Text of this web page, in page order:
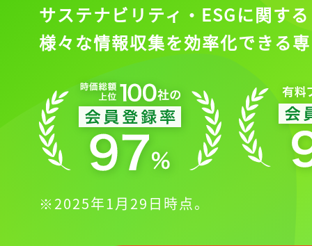
サステナビリティ・ESGに関する
様々な情報収集を効率化できる
※2025年1月29日時点。